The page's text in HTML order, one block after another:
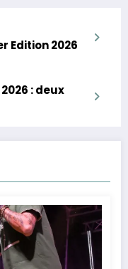
Edition 2026
: deux